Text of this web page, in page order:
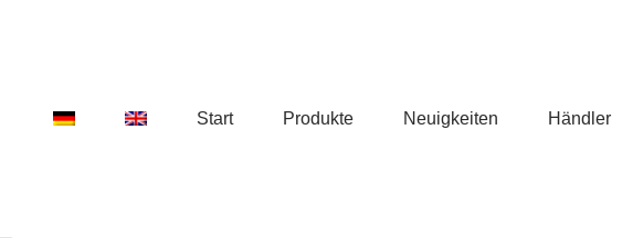
Start Produkte Neuigkeiten Händler